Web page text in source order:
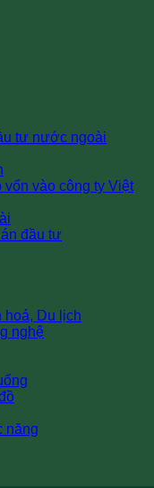
tư nước ngoài
vào công ty Việt
đầu tư
hoá, Du lịch
nghệ
năng